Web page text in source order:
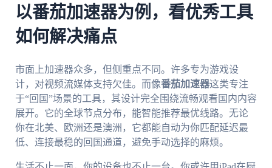
以番茄加速器为例，看优秀工具
如何解决痛点
市面上加速器众多，但侧重点不同。许多专为游戏设
计，对视频流媒体支持欠佳。而像番茄加速器这类专注
于“回国”场景的工具，其设计完全围绕流畅观看国内内容
展开。它的全球节点分布，能智能推荐最优线路。无论
你在北美、欧洲还是澳洲，它都能自动为你匹配延迟最
低、连接最稳的回国通道，避免手动选择的麻烦。